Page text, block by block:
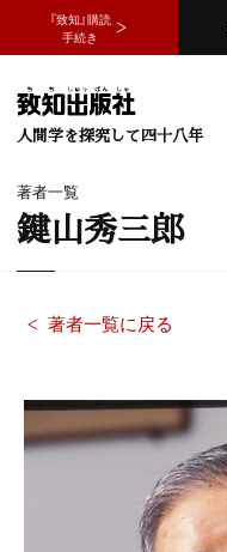
『致知』購読
手続き
人間学を探究して四十八年
著者一覧
鍵山秀三郎
著者一覧に戻る